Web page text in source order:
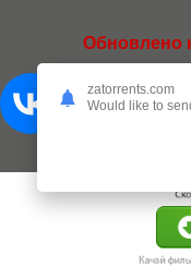
Обновлено
zatorrents.com
Would like to